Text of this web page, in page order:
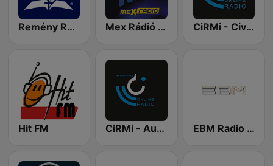
Remény Rádió Mex Rádió - Twist CiRMi - Civil Rádió Miskolc
Hit FM CiRMi - AutoDJ EBM Radio Budapest